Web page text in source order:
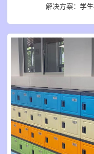
解决方案：学